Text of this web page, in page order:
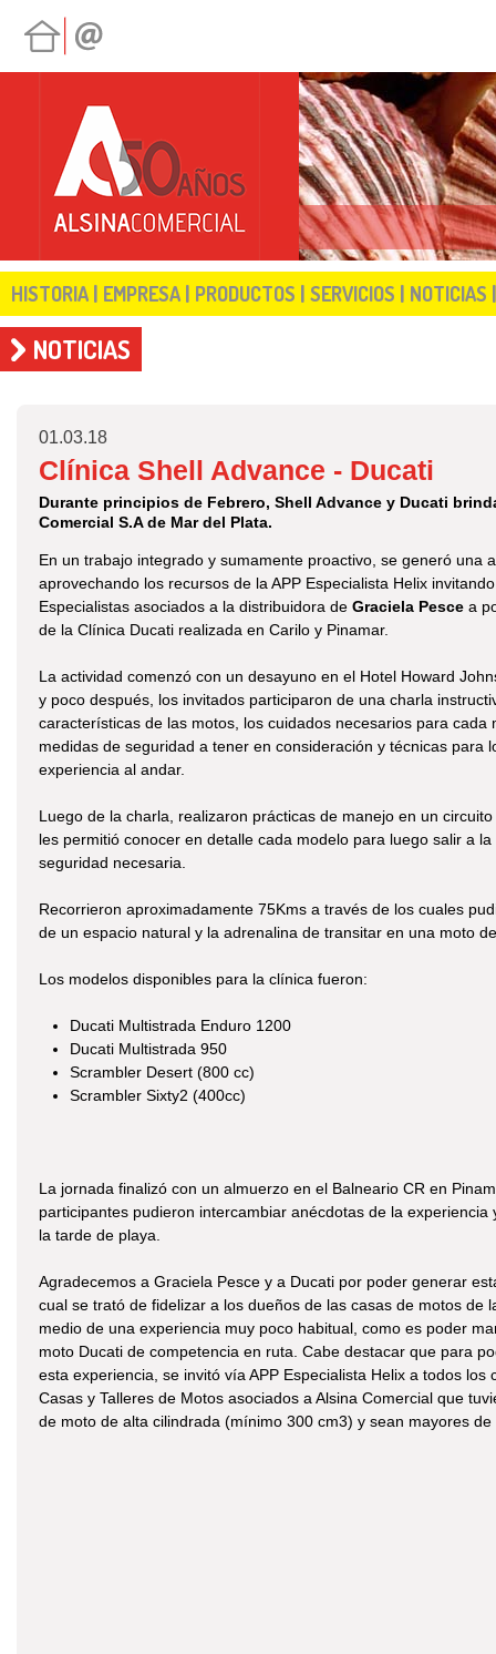
HISTORIA | EMPRESA | PRODUCTOS | SERVICIOS | NOTICIAS |
NOTICIAS
01.03.18
Clínica Shell Advance - Ducati
Durante principios de Febrero, Shell Advance y Ducati
Comercial S.A de Mar del Plata.
En un trabajo integrado y sumamente proactivo, se generó una
aprovechando los recursos de la APP Especialista Helix
Especialistas asociados a la distribuidora de Graciela Pesce a
de la Clínica Ducati realizada en Carilo y Pinamar.
La actividad comenzó con un desayuno en el Hotel Howard
y poco después, los invitados participaron de una charla
características de las motos, los cuidados necesarios para cada
medidas de seguridad a tener en consideración y técnicas para
experiencia al andar.
Luego de la charla, realizaron prácticas de manejo en un
les permitió conocer en detalle cada modelo para luego salir a
seguridad necesaria.
Recorrieron aproximadamente 75Kms a través de los cuales
de un espacio natural y la adrenalina de transitar en una moto
Los modelos disponibles para la clínica fueron:
Ducati Multistrada Enduro 1200
Ducati Multistrada 950
Scrambler Desert (800 cc)
Scrambler Sixty2 (400cc)
La jornada finalizó con un almuerzo en el Balneario CR en
participantes pudieron intercambiar anécdotas de la experiencia
la tarde de playa.
Agradecemos a Graciela Pesce y a Ducati por poder generar
cual se trató de fidelizar a los dueños de las casas de motos de
medio de una experiencia muy poco habitual, como es poder
moto Ducati de competencia en ruta. Cabe destacar que para
esta experiencia, se invitó vía APP Especialista Helix a todos los
Casas y Talleres de Motos asociados a Alsina Comercial que
de moto de alta cilindrada (mínimo 300 cm3) y sean mayores de